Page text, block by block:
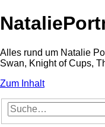
Alles rund um Natalie
Swan, Knight of Cups,
Zum Inhalt